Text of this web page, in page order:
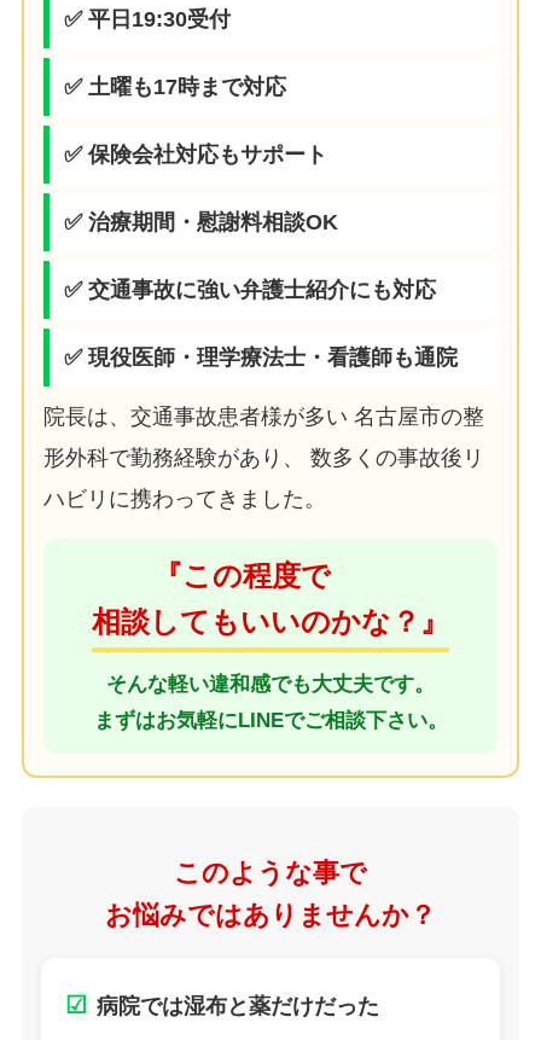
✅ 平日19:30受付
✅ 土曜も17時まで対応
✅ 保険会社対応もサポート
✅ 治療期間・慰謝料相談OK
✅ 交通事故に強い弁護士紹介にも対応
✅ 現役医師・理学療法士・看護師も通院
院長は、交通事故患者様が多い 名古屋市の整
形外科で勤務経験があり、 数多くの事故後リ
ハビリに携わってきました。
『この程度で
相談してもいいのかな？』
そんな軽い違和感でも大丈夫です。
まずはお気軽にLINEでご相談下さい。
このような事で
お悩みではありませんか？
☑ 病院では湿布と薬だけだった